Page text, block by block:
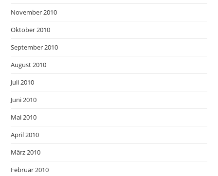
November 2010
Oktober 2010
September 2010
August 2010
Juli 2010
Juni 2010
Mai 2010
April 2010
März 2010
Februar 2010